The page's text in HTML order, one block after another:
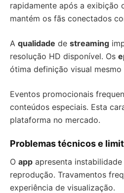
rapidamente após a exibição
mantém os fãs conectados
A qualidade de streaming
resolução HD disponível. Os
ótima definição visual
Eventos promocionais
conteúdos especiais. Esta
plataforma no mercado.
Problemas técnicos e
O app apresenta
reprodução. Travamentos
experiência de visualização.